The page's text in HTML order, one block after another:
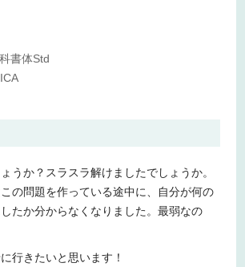
書体Std
うか？スラスラ解けましたでしょうか。
の問題を作っている途中に、自分が何の
たか分からなくなりました。最弱なの
行きたいと思います！